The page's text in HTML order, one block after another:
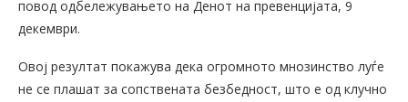
повод одбележувањето на Денот на превенцијата, 9
декември.
Овој резултат покажува дека огромното мнозинство луѓе
не се плашат за сопствената безбедност, што е од клучно